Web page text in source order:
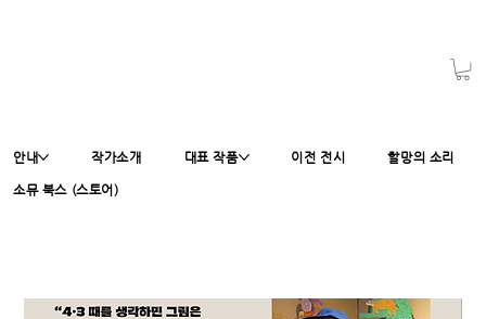
안내 작가소개 대표 작품 이전 전시 할망의 소리
소뮤 북스 (스토어)